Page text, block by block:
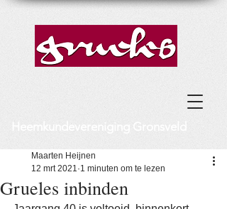
Heemkundevereniging Gronsveld
Grueles inbinden
Maarten Heijnen
12 mrt 2021 1 minuten om te lezen